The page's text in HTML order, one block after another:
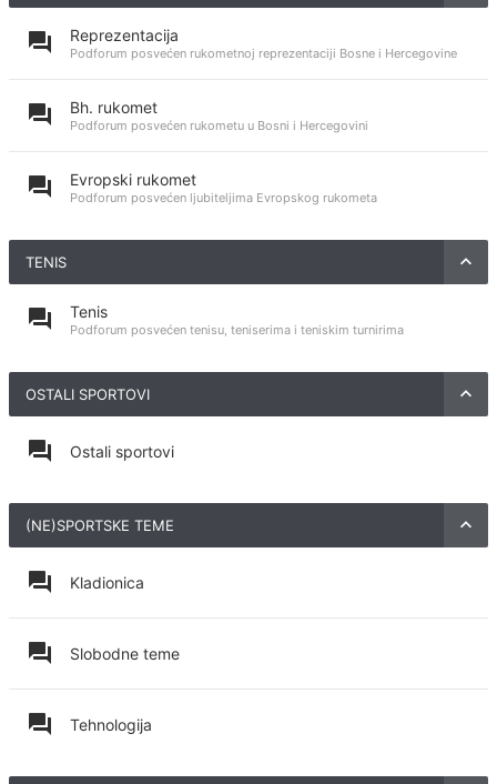
Reprezentacija
Podforum posvećen rukometnoj reprezentaciji Bosne i Hercegovine
Bh. rukomet
Podforum posvećen rukometu u Bosni i Hercegovini
Evropski rukomet
Podforum posvećen ljubiteljima Evropskog rukometa
TENIS
Tenis
Podforum posvećen tenisu, teniserima i teniskim turnirima
OSTALI SPORTOVI
Ostali sportovi
(NE)SPORTSKE TEME
Kladionica
Slobodne teme
Tehnologija